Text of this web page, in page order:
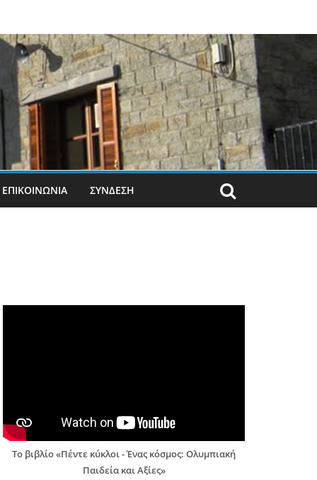
ΕΠΙΚΟΙΝΩΝΙΑ ΣΎΝΔΕΣΗ
Το βιβλίο «Πέντε κύκλοι - Ένας κόσμος: Ολυμπιακή
Παιδεία και Αξίες»